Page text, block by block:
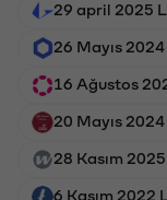
29 april 2025
26 Mayıs
16 Ağustos
20 Mayıs
28 Kasım
6 Kasım 2022